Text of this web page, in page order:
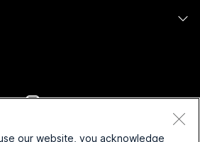
安全性
聯絡銷售人員
our website, you acknowledge